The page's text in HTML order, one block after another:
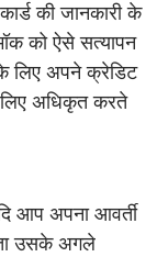
की जानकारी के
को ऐसे सत्यापन
लिए अपने क्रेडिट
अधिकृत करते
आप अपना आवर्ती
उसके अगले